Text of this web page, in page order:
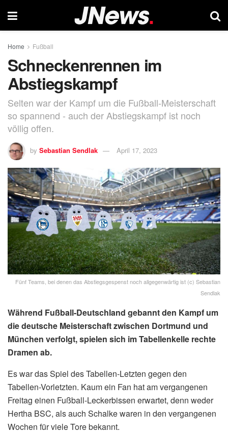
Home Fußball
Schneckenrennen im
Abstiegskampf
Selten war der Kampf um die Fußball-Meisterschaft
so spannend - auch der Abstiegskampf ist noch
völlig offen.
by Sebastian Sendlak April 17, 2023
Fünf Teams, bei denen das Abstiegsgespenst noch allgegenwärtig ist (c) Sebastian
Sendlak
Während Fußball-Deutschland gebannt den Kampf um
die deutsche Meisterschaft zwischen Dortmund und
München verfolgt, spielen sich im Tabellenkelle rechte
Dramen ab.
Es war das Spiel des Tabellen-Letzten gegen den
Tabellen-Vorletzten. Kaum ein Fan hat am vergangenen
Freitag einen Fußball-Leckerbissen erwartet, denn weder
Hertha BSC, als auch Schalke waren in den vergangenen
Wochen für viele Tore bekannt.